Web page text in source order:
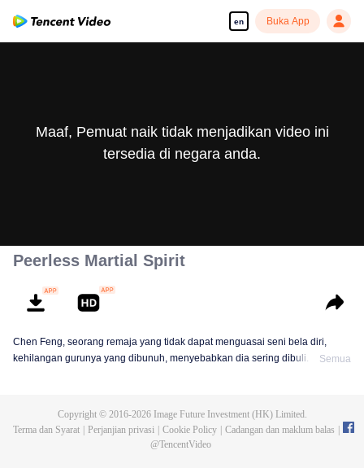
en Buka App
Maaf, Pemuat naik tidak menjadikan video ini
tersedia di negara anda.
Peerless Martial Spirit
Chen Feng, seorang remaja yang tidak dapat menguasai seni bela diri,
kehilangan gurunya yang dibunuh, menyebabkan dia sering dibuli. Selama
Semua
Copyright © 2016-2026Image Future Investment (HK) Limited.
Terma dan Syarat
Perjanjian privasi Cookie Policy Cadangan dan maklum balas
@TencentVideo